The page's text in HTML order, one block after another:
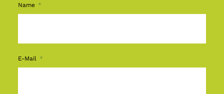
Name
E-Mail